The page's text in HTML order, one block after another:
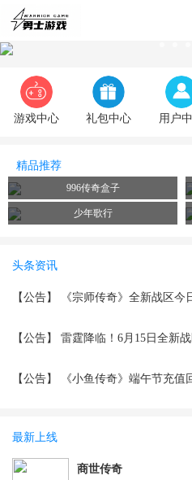
游戏中心 礼包中心 用户
精品推荐
996传奇盒子
少年歌行
头条资讯
【公告】
【公告】 雷霆降临！6月15日全新
【公告】 《小鱼传奇》端午节充值
最新上线
商世传奇